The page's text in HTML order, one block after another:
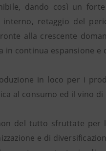
dando così un
retaggio del
alla crescente
continua espansione e
in loco per i
al consumo ed il vino di
del tutto sfruttate per
e di